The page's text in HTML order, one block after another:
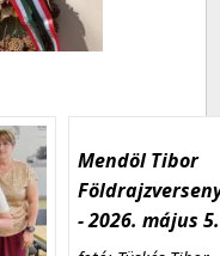
Mendöl Tibor
- 2026. május 5.